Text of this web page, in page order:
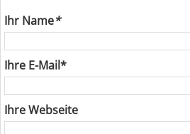
Ihr Name*
Ihre E-Mail*
Ihre Webseite